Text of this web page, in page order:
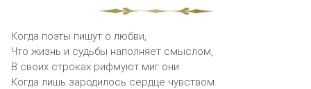
Когда поэты пишут о любви,
Что жизнь и судьбы наполняет смыслом,
В своих строках рифмуют миг они
Когда лишь зародилось сердце чувством.